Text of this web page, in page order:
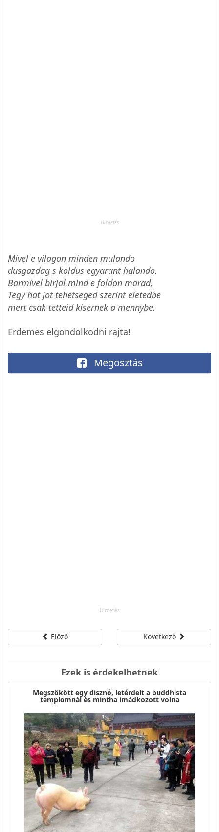
Mivel e vilagon minden mulando
dusgazdag s koldus egyarant halando.
Barmivel birjal,mind e foldon marad,
Tegy hat jot tehetseged szerint eletedbe
mert csak tetteid kisernek a mennybe.
Erdemes elgondolkodni rajta!
Megosztás
Előző Következő
Ezek is érdekelhetnek
Megszökött egy disznó, letérdelt a buddhista
templomnál és mintha imádkozott volna